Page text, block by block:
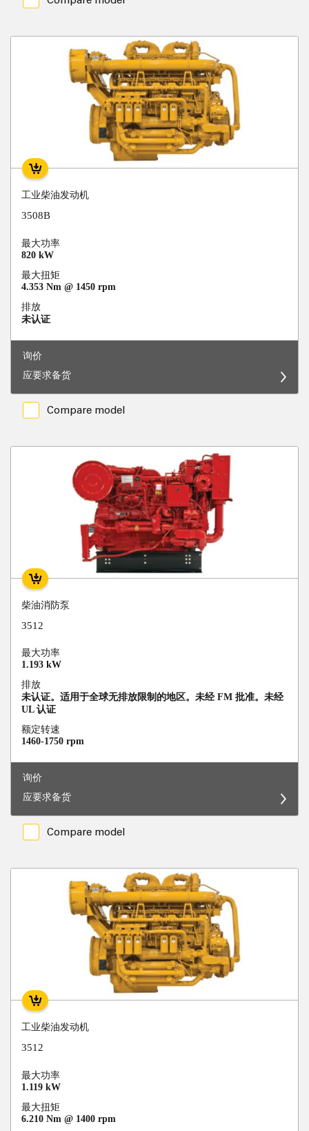
工业柴油发动机
3508B
最大功率
820 kW
最大扭矩
4.353 Nm @ 1450 rpm
排放
未认证
询价
应要求备货
Compare model
柴油消防泵
3512
最大功率
1.193 kW
排放
未认证。适用于全球无排放限制的地区。未经 FM 批准。未经
UL 认证
额定转速
1460-1750 rpm
询价
应要求备货
Compare model
工业柴油发动机
3512
最大功率
1.119 kW
最大扭矩
6.210 Nm @ 1400 rpm